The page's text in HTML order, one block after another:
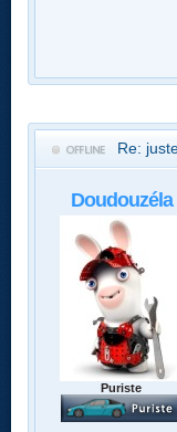
Re:
Doudouzéla
Puriste